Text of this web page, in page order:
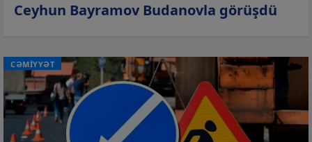
Ceyhun Bayramov Budanovla görüşdü
CƏMİYYƏT